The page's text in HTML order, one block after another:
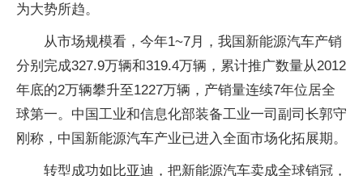
为大势所趋。
从市场规模看，今年1~7月，我国新能源汽车产销
分别完成327.9万辆和319.4万辆，累计推广数量从2012
年底的2万辆攀升至1227万辆，产销量连续7年位居全
球第一。中国工业和信息化部装备工业一司副司长郭守
刚称，中国新能源汽车产业已进入全面市场化拓展期。
转型成功如比亚迪，把新能源汽车卖成全球销冠，